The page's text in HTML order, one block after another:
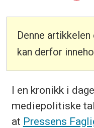
Denne
kan derfor
I en kronikk i
mediepolitiske
at Pressens